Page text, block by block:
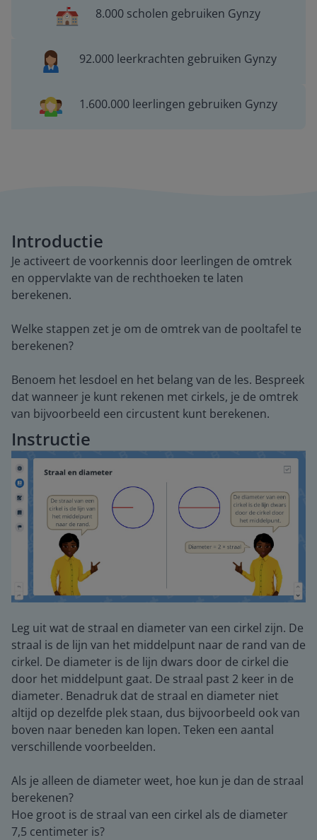
8.000 scholen gebruiken Gynzy
92.000 leerkrachten gebruiken Gynzy
1.600.000 leerlingen gebruiken Gynzy
Introductie
Je activeert de voorkennis door leerlingen de omtrek
en oppervlakte van de rechthoeken te laten
berekenen.
Welke stappen zet je om de omtrek van de pooltafel te
berekenen?
Benoem het lesdoel en het belang van de les. Bespreek
dat wanneer je kunt rekenen met cirkels, je de omtrek
van bijvoorbeeld een circustent kunt berekenen.
Instructie
Leg uit wat de straal en diameter van een cirkel zijn. De
straal is de lijn van het middelpunt naar de rand van de
cirkel. De diameter is de lijn dwars door de cirkel die
door het middelpunt gaat. De straal past 2 keer in de
diameter. Benadruk dat de straal en diameter niet
altijd op dezelfde plek staan, dus bijvoorbeeld ook van
boven naar beneden kan lopen. Teken een aantal
verschillende voorbeelden.
Als je alleen de diameter weet, hoe kun je dan de straal
berekenen?
Hoe groot is de straal van een cirkel als de diameter
7,5 centimeter is?